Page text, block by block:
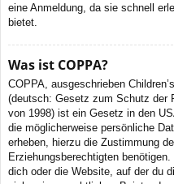
eine Anmeldung, da sie schnell
bietet.
Was ist COPPA?
COPPA, ausgeschrieben
(deutsch: Gesetz zum Schutz der
von 1998) ist ein Gesetz in den
die möglicherweise persönliche
erheben, hierzu die Zustimmung
Erziehungsberechtigten
dich oder die Website, auf der du